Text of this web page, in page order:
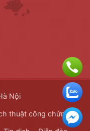
Nội
thuật công chứng